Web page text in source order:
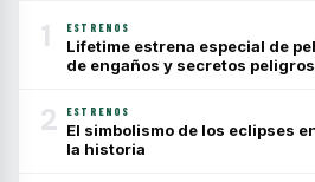
1 ESTRENOS
Lifetime estrena especial de
de engaños y secretos
2 ESTRENOS
El simbolismo de los eclipses
la historia